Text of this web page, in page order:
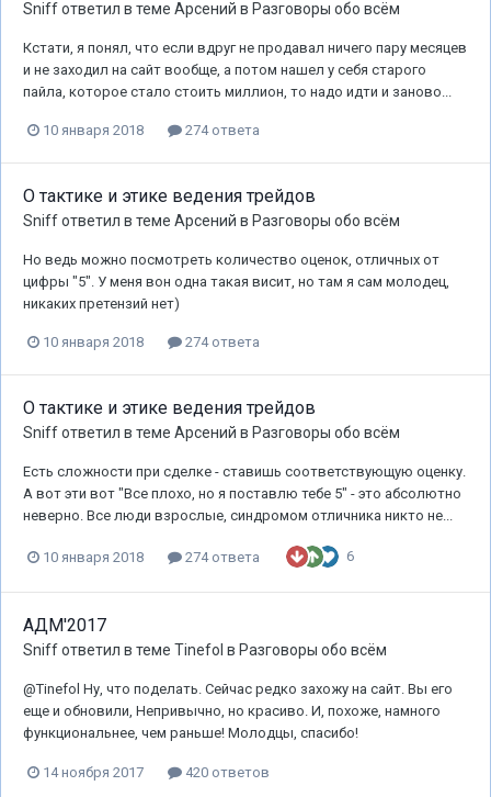
Sniffответил в теме Арсений в Разговоры обо всём
Кстати, я понял, что если вдруг не продавал ничего пару месяцев
и не заходил на сайт вообще, а потом нашел у себя старого
пайла, которое стало стоить миллион, то надо идти и заново...
10 января 2018 274 ответа
О тактике и этике ведения трейдов
Sniffответил в теме Арсений в Разговоры обо всём
Но ведь можно посмотреть количество оценок, отличных от
цифры "5". У меня вон одна такая висит, но там я сам молодец,
никаких претензий нет)
10 января 2018 274 ответа
О тактике и этике ведения трейдов
Sniffответил в теме Арсений в Разговоры обо всём
Есть сложности при сделке - ставишь соответствующую оценку.
А вот эти вот "Все плохо, но я поставлю тебе 5" - это абсолютно
неверно. Все люди взрослые, синдромом отличника никто не...
10 января 2018 274 ответа 6
АДМ'2017
Sniffответил в теме Tinefol в Разговоры обо всём
@Tinefol Ну, что поделать. Сейчас редко захожу на сайт. Вы его
еще и обновили, Непривычно, но красиво. И, похоже, намного
функциональнее, чем раньше! Молодцы, спасибо!
14 ноября 2017 420 ответов